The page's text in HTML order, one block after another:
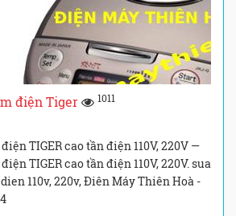
điện Tiger 1011
TIGER cao tần điện 110V, 220V —
TIGER cao tần điện 110V, 220V. sua
110v, 220v, Điên Máy Thiên Hoà -